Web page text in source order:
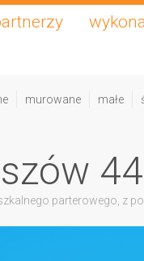
murowane małe
parterowego, z